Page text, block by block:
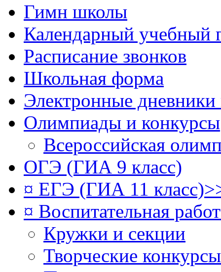
Гимн школы
Календарный учебный
Расписание звонков
Школьная форма
Электронные
Олимпиады и конкурсы
Всероссийская
ОГЭ (ГИА 9 класс)
¤ ЕГЭ (ГИА 11
¤ Воспитательная
Кружки и секции
Творческие конкурсы